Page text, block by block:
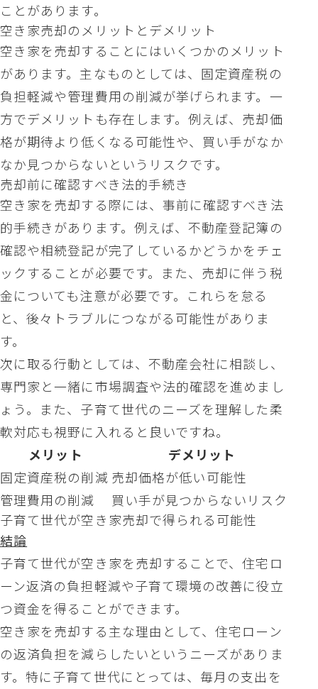
ことがあります。
空き家売却のメリットとデメリット
空き家を売却することにはいくつかのメリット
があります。主なものとしては、固定資産税の
負担軽減や管理費用の削減が挙げられます。一
方でデメリットも存在します。例えば、売却価
格が期待より低くなる可能性や、買い手がなか
なか見つからないというリスクです。
売却前に確認すべき法的手続き
空き家を売却する際には、事前に確認すべき法
的手続きがあります。例えば、不動産登記簿の
確認や相続登記が完了しているかどうかをチェ
ックすることが必要です。また、売却に伴う税
金についても注意が必要です。これらを怠る
と、後々トラブルにつながる可能性がありま
す。
次に取る行動としては、不動産会社に相談し、
専門家と一緒に市場調査や法的確認を進めまし
ょう。また、子育て世代のニーズを理解した柔
軟対応も視野に入れると良いですね。
メリット
デメリット
固定資産税の削減 売却価格が低い可能性
管理費用の削減
買い手が見つからないリスク
子育て世代が空き家売却で得られる可能性
結論
子育て世代が空き家を売却することで、住宅ロ
ーン返済の負担軽減や子育て環境の改善に役立
つ資金を得ることができます。
空き家を売却する主な理由として、住宅ローン
の返済負担を減らしたいというニーズがありま
す。特に子育て世代にとっては、毎月の支出を